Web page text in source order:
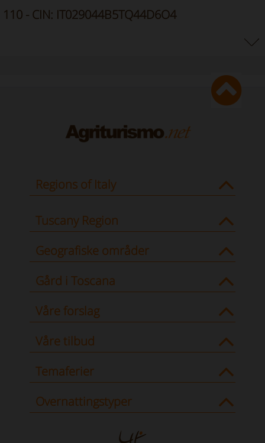
110 - CIN: IT029044B5TQ44D6O4
Regions of Italy
Tuscany Region
Geografiske områder
Gård i Toscana
Våre forslag
Våre tilbud
Temaferier
Overnattingstyper